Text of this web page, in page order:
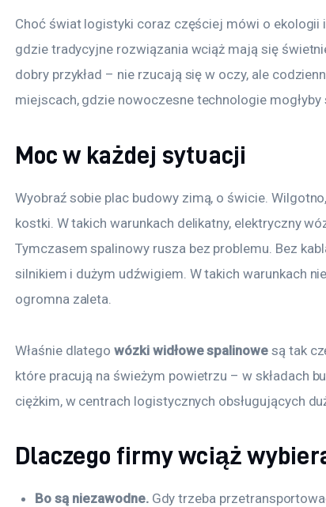
Choć świat logistyki coraz częściej mówi o ekologii
gdzie tradycyjne rozwiązania wciąż mają się
dobry przykład – nie rzucają się w oczy, ale
miejscach, gdzie nowoczesne technologie mogłyby
Moc w każdej sytuacji
Wyobraź sobie plac budowy zimą, o świcie.
kostki. W takich warunkach delikatny, elektryczny
Tymczasem spalinowy rusza bez problemu. Bez
silnikiem i dużym udźwigiem. W takich warunkach
ogromna zaleta.
Właśnie dlatego wózki widłowe spalinowe są tak
które pracują na świeżym powietrzu – w składach
ciężkim, w centrach logistycznych obsługujących
Dlaczego firmy wciąż
Bo są niezawodne.Gdy trzeba